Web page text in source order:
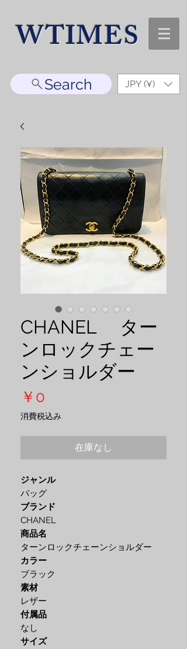
WTIMES
Search JPY (¥)
CHANEL ター
ンロックチェー
ンショルダー
￥0
格
消費税込み
在庫なし
ジャンル
バッグ
ブランド
CHANEL
商品名
ターンロックチェーンショルダー
カラー
ブラック
素材
レザー
付属品
なし
サイズ